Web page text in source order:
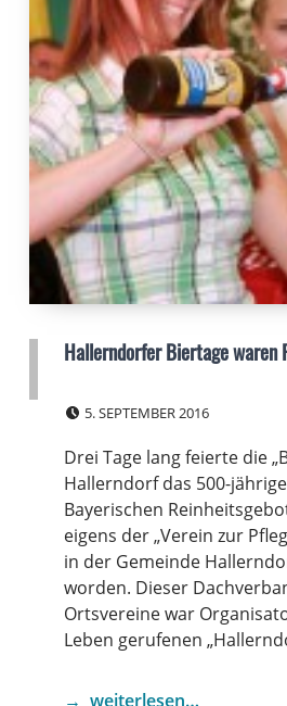
Hallerndorfer Biertage waren
5. SEPTEMBER 2016
Drei Tage lang feierte die
Hallerndorf das 500-
Bayerischen
eigens der „Verein zur
in der Gemeinde
worden. Dieser
Ortsvereine war
Leben gerufenen
weiterlesen…